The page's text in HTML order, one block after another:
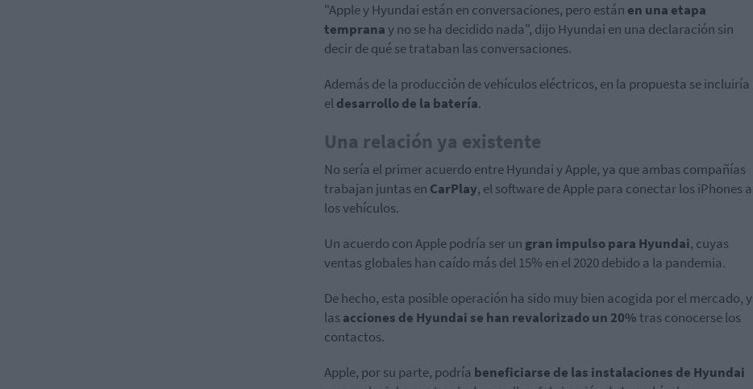
"Apple y Hyundai están en conversaciones, pero están en una etapa
tempranay no se ha decidido nada", dijo Hyundai en una declaración sin
decir de qué se trataban las conversaciones.
Además de la producción de vehículos eléctricos, en la propuesta se incluiría
eldesarrollo de la batería.
Una relación ya existente
No sería el primer acuerdo entre Hyundai y Apple, ya que ambas compañías
trabajan juntas en CarPlay, el software de Apple para conectar los iPhones a
los vehículos.
Un acuerdo con Apple podría ser un gran impulso para Hyundai, cuyas
ventas globales han caído más del 15% en el 2020 debido a la pandemia.
De hecho, esta posible operación ha sido muy bien acogida por el mercado, y
lasacciones de Hyundai se han revalorizado un 20%tras conocerse los
contactos.
Apple, por su parte, podría beneficiarse de las instalaciones de Hyundai